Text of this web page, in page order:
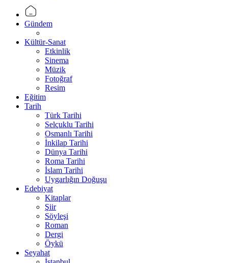
Gündem
Kültür-Sanat
Etkinlik
Sinema
Müzik
Fotoğraf
Resim
Eğitim
Tarih
Türk Tarihi
Selçuklu Tarihi
Osmanlı Tarihi
İnkilap Tarihi
Dünya Tarihi
Roma Tarihi
İslam Tarihi
Uygarlığın Doğuşu
Edebiyat
Kitaplar
Şiir
Söyleşi
Roman
Dergi
Öykü
Seyahat